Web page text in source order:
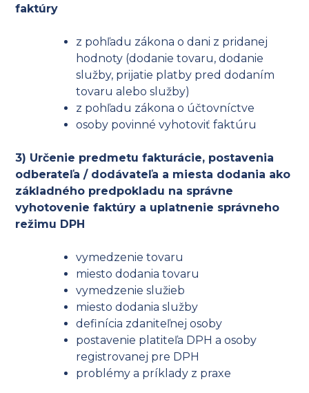
faktúry
z pohľadu zákona o dani z pridanej
hodnoty (dodanie tovaru, dodanie
služby, prijatie platby pred dodaním
tovaru alebo služby)
z pohľadu zákona o účtovníctve
osoby povinné vyhotoviť faktúru
3) Určenie predmetu fakturácie, postavenia
odberateľa / dodávateľa a miesta dodania ako
základného predpokladu na správne
vyhotovenie faktúry a uplatnenie správneho
režimu DPH
vymedzenie tovaru
miesto dodania tovaru
vymedzenie služieb
miesto dodania služby
definícia zdaniteľnej osoby
postavenie platiteľa DPH a osoby
registrovanej pre DPH
problémy a príklady z praxe